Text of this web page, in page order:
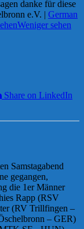
danke für diese
e.V. | German
Weniger sehen
Share on LinkedIn
Samstagabend
gegangen,
die 1er Männer
Rapp (RSV
(RV Trillfingen –
– GER)